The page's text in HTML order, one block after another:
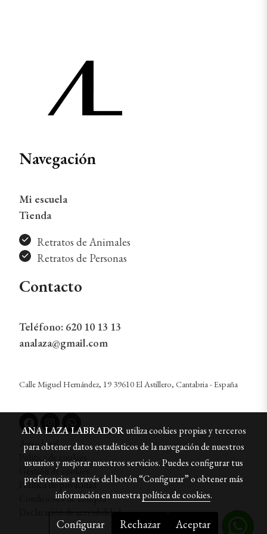
Navegación
Mi escuela
Tienda
Retratos de Animales
Retratos de Personas
Contacto
Teléfono: 620 10 13 13
analaza@gmail.com
Calle Miguel Hernández, 19 39610 El Astillero, Cantabria - España
Aviso legal
Política de cookies
Gestión de cookies
Política de privacidad
Condiciones de compra
Declaración de accesibilidad
ANA LAZA LABRADORutiliza cookies propias y terceros
para obtener datos estadísticos de la navegación de nuestros
usuarios y mejorar nuestros servicios. Puedes configurar tus
preferencias a través del botón “Configurar” o obtener más
información en nuestrapolítica de cookies.
Configurar Rechazar Aceptar